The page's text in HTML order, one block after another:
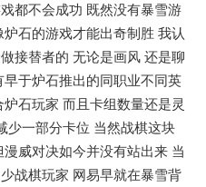
都不会成功 既然没有暴雪游
石的游戏才能出奇制胜 我认
接替者的 无论是画风 还是聊
于炉石推出的同职业不同英
石玩家 而且卡组数量还是灵
少一部分卡位 当然战棋这块
威对决如今并没有站出来 当
战棋玩家 网易早就在暴雪背